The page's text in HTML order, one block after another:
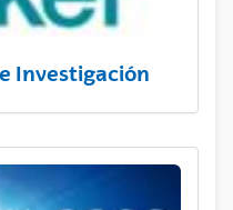
Investigación